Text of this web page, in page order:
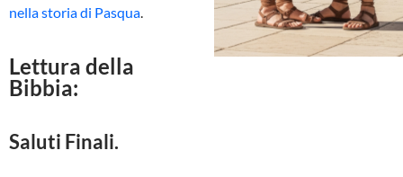
nella storia di Pasqua.
Lettura della
Bibbia:
Saluti Finali.